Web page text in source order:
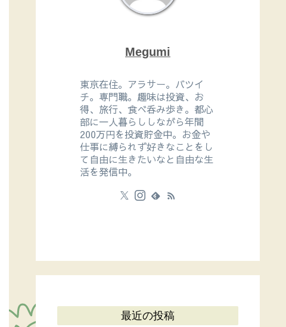
Megumi
東京在住。アラサー。バツイ
チ。専門職。趣味は投資、お
得、旅行、食べ呑み歩き。都心
部に一人暮らししながら年間
200万円を投資貯金中。お金や
仕事に縛られず好きなことをし
て自由に生きたいなと自由な生
活を発信中。
最近の投稿